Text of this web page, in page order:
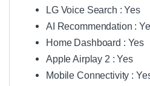
LG Voice Search : Yes
AI Recommendation :
Home Dashboard : Yes
Apple Airplay 2 : Yes
Mobile Connectivity :